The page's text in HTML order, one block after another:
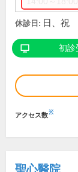
休診日: 日、祝
初診
アクセス数※
聖心醫院